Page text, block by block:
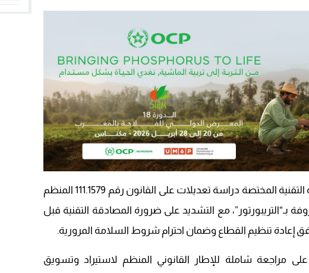
وفي الإطار ذاته، تواصل اللجنة التقنية المختصة دراسة تعديلات على القانون رقم 111.1579 المنظم
بـ“التريبورتور”، مع التشديد على ضرورة المصادقة التقنية قبل
إعادة تنظيم القطاع وضمان احترام شروط السلامة المرورية.
مراجعة شاملة للإطار القانوني المنظم لاستيراد وتسويق